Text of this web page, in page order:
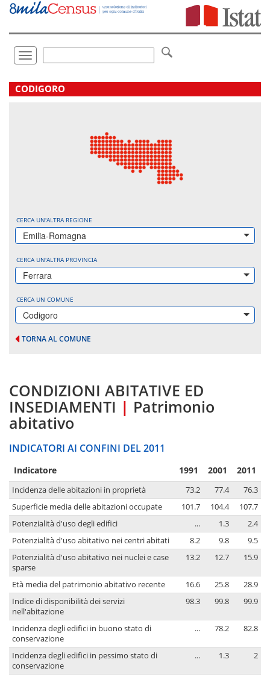
Vai
direttamente
Toggle
navigation
.
CODIGORO
CERCA UN'ALTRA REGIONE
Emilia-Romagna
CERCA UN'ALTRA PROVINCIA
Ferrara
CERCA UN COMUNE
Codigoro
TORNA AL COMUNE
CONDIZIONI ABITATIVE ED
INSEDIAMENTI | Patrimonio
abitativo
INDICATORI AI CONFINI DEL 2011
Indicatore 1991 2001 2011
Incidenza delle abitazioni in proprietà 73.2 77.4
76.3
Superficie media delle abitazioni occupate
101.7 104.4
107.7
Potenzialità d'uso degli edifici
... 1.3
2.4
Potenzialità d'uso abitativo nei centri abitati
8.2 9.8
9.5
Potenzialità d'uso abitativo nei nuclei e case
sparse
13.2 12.7 15.9
Età media del patrimonio abitativo recente 16.6 25.8
28.9
Indice di disponibilità dei servizi
nell'abitazione
98.3 99.8 99.9
Incidenza degli edifici in buono stato di
conservazione
... 78.2 82.8
Incidenza degli edifici in pessimo stato di
conservazione
... 1.3 2